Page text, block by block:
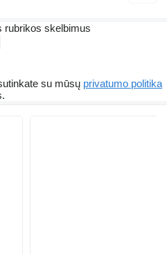
rubrikos skelbimus
su mūsų privatumo politika